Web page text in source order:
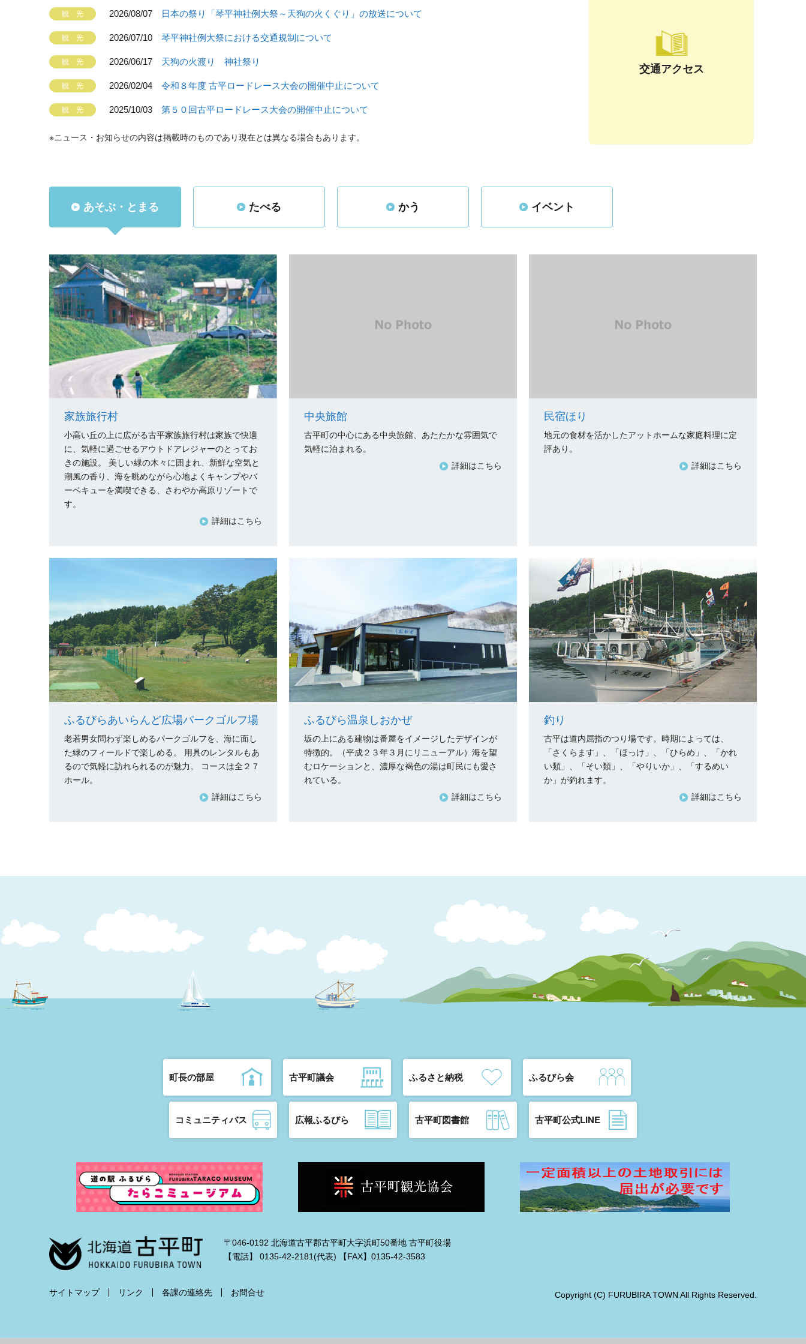
2026/08/07 日本の祭り「琴平神社例大祭～天狗の火くぐり」の放送について
2026/07/10 琴平神社例大祭における交通規制について
2026/06/17 天狗の火渡り 神社祭り
2026/02/04 令和８年度 古平ロードレース大会の開催中止について
2025/10/03 第５０回古平ロードレース大会の開催中止について
※ニュース・お知らせの内容は掲載時のものであり現在とは異なる場合もあります。
交通アクセス
あそぶ・とまる たべる かう イベント
家族旅行村
小高い丘の上に広がる古平家族旅行村は家族で快適
に、気軽に過ごせるアウトドアレジャーのとってお
きの施設。 美しい緑の木々に囲まれ、新鮮な空気と
潮風の香り、海を眺めながら心地よくキャンプやバ
ーベキューを満喫できる、さわやか高原リゾートで
す。
詳細はこちら
中央旅館
古平町の中心にある中央旅館、あたたかな雰囲気で
気軽に泊まれる。
詳細はこちら
民宿ほり
地元の食材を活かしたアットホームな家庭料理に定
評あり。
詳細はこちら
ふるびらあいらんど広場パークゴルフ場
老若男女問わず楽しめるパークゴルフを、海に面し
た緑のフィールドで楽しめる。 用具のレンタルもあ
るので気軽に訪れられるのが魅力。 コースは全２７
ホール。
詳細はこちら
ふるびら温泉しおかぜ
坂の上にある建物は番屋をイメージしたデザインが
特徴的。（平成２３年３月にリニューアル）海を望
むロケーションと、濃厚な褐色の湯は町民にも愛さ
れている。
詳細はこちら
釣り
古平は道内屈指のつり場です。時期によっては、
「さくらます」、「ほっけ」、「ひらめ」、「かれ
い類」、「そい類」、「やりいか」、「するめい
か」が釣れます。
詳細はこちら
町長の部屋 古平町議会 ふるさと納税 ふるびら会
コミュニティバス 広報ふるびら 古平町図書館 古平町公式LINE
〒046-0192 北海道古平郡古平町大字浜町50番地 古平町役場
【電話】 0135-42-2181(代表) 【FAX】0135-42-3583
サイトマップ リンク 各課の連絡先 お問合せ Copyright (C) FURUBIRA TOWN All Rights Reserved.